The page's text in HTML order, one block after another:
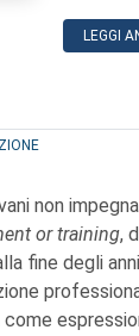
LEGGI
non
or training,
fine degli